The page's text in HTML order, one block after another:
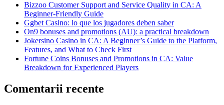
Bizzoo Customer Support and Service Quality in CA: A
Beginner-Friendly Guide
Ggbet Casino: lo que los jugadores deben saber
On9 bonuses and promotions (AU): a practical breakdown
Jokersino Casino in CA: A Beginner’s Guide to the Platform,
Features, and What to Check First
Fortune Coins Bonuses and Promotions in CA: Value
Breakdown for Experienced Players
Comentarii recente